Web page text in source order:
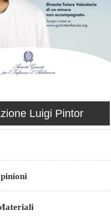
Luigi Pintor